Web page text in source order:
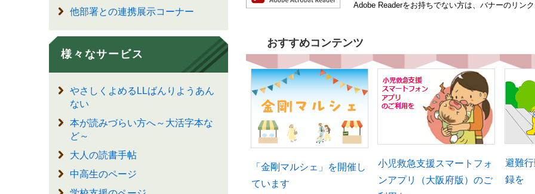
他部署との連携展示コーナー
様々なサービス
やさしくよめるLLばんりようあん
ない
本が読みづらい方へ～大活字本な
ど～
大人の読書手帖
中高生のページ
Adobe Readerをお持ちでない方は、バナーのリン
おすすめコンテンツ
「金剛マルシェ」を開催し
ています
小児救急支援スマートフォ
ンアプリ（大阪府版）のご
避難
録を